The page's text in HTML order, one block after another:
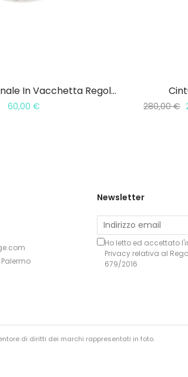
Tracolla Artigianale In Vacchetta Regolabile 20MM
60,00 € 280,00€
Newsletter
Ho letto ed accettato
Privacyrelativa al
679/2016
di diritti dei marchi rappresentati in foto.